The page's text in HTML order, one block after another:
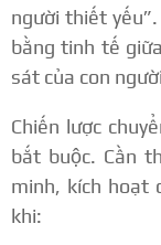
người thiết yếu”.
bằng tinh tế
sát của con
Chiến lược
bắt buộc. Cần
minh, kích hoạt
khi: